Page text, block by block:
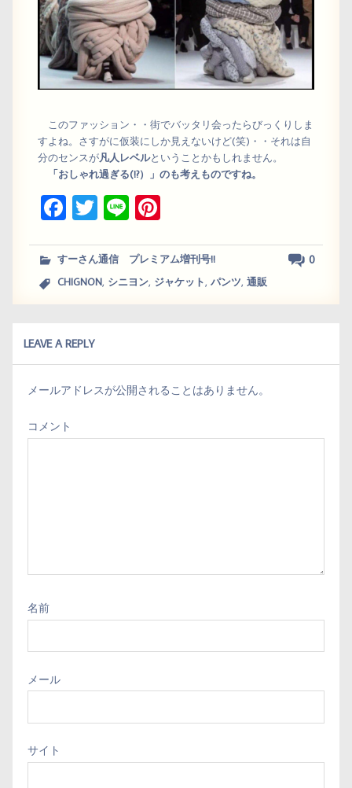
このファッション・・街でバッタリ会ったらびっくりしま
すよね。さすがに仮装にしか見えないけど(笑)・・それは自
分のセンスが凡人レベルということかもしれません。
「おしゃれ過ぎる(!?）」のも考えものですね。
Fa
bo
ok
T
tt
er
Li
er
es
0
すーさん通信 プレミアム増刊号!!
CHIGNON, シニヨン, ジャケット,パンツ,通販
LEAVE A REPLY
メールアドレスが公開されることはありません。
コメント
名前
メール
サイト